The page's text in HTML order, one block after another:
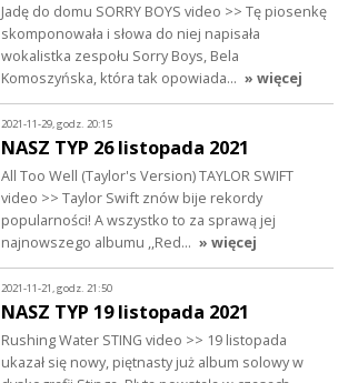
Jadę do domu SORRY BOYS video >> Tę piosenkę
skomponowała i słowa do niej napisała
wokalistka zespołu Sorry Boys, Bela
Komoszyńska, która tak opowiada… » więcej
2021-11-29, godz. 20:15
NASZ TYP 26 listopada 2021
All Too Well (Taylor's Version) TAYLOR SWIFT
video >> Taylor Swift znów bije rekordy
popularności! A wszystko to za sprawą jej
najnowszego albumu ,,Red… » więcej
2021-11-21, godz. 21:50
NASZ TYP 19 listopada 2021
Rushing Water STING video >> 19 listopada
ukazał się nowy, piętnasty już album solowy w